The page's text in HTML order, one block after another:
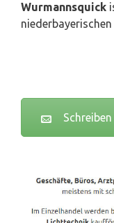
Wurmannsquick